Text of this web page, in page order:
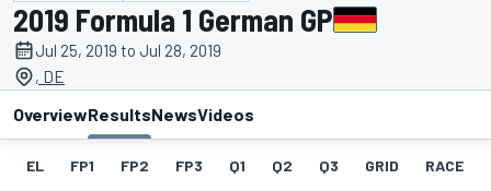
2019 Formula 1 German GP
Jul 25, 2019 to Jul 28, 2019
, DE
OverviewResultsNewsVideos
EL FP1 FP2 FP3 Q1 Q2 Q3 GRID RACE